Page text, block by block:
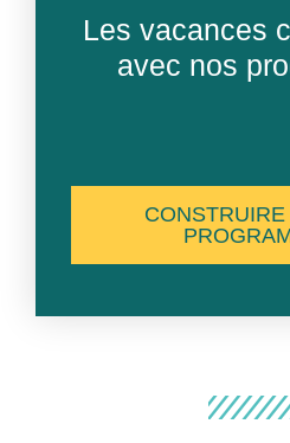
Les vacances
avec nos